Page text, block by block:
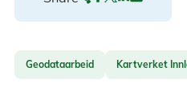
Geodataarbeid Kartverket